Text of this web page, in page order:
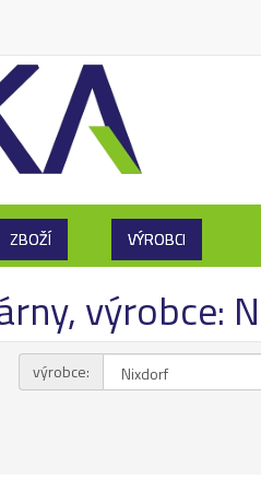
ZBOŽÍ VÝROBCI
výrobce:
výrobce: